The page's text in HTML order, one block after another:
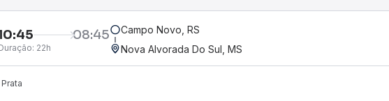
08:45
22h
Campo Novo, RS
Nova Alvorada Do Sul, MS